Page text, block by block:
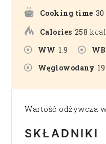
Cooking time 30
Calories 258 kcal
WW 1.9
Węglowodany 19
Wartość odżywcza
SKŁADNIKI